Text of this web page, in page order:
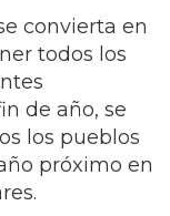
convierta en
todos los
de año, se
los pueblos
próximo en